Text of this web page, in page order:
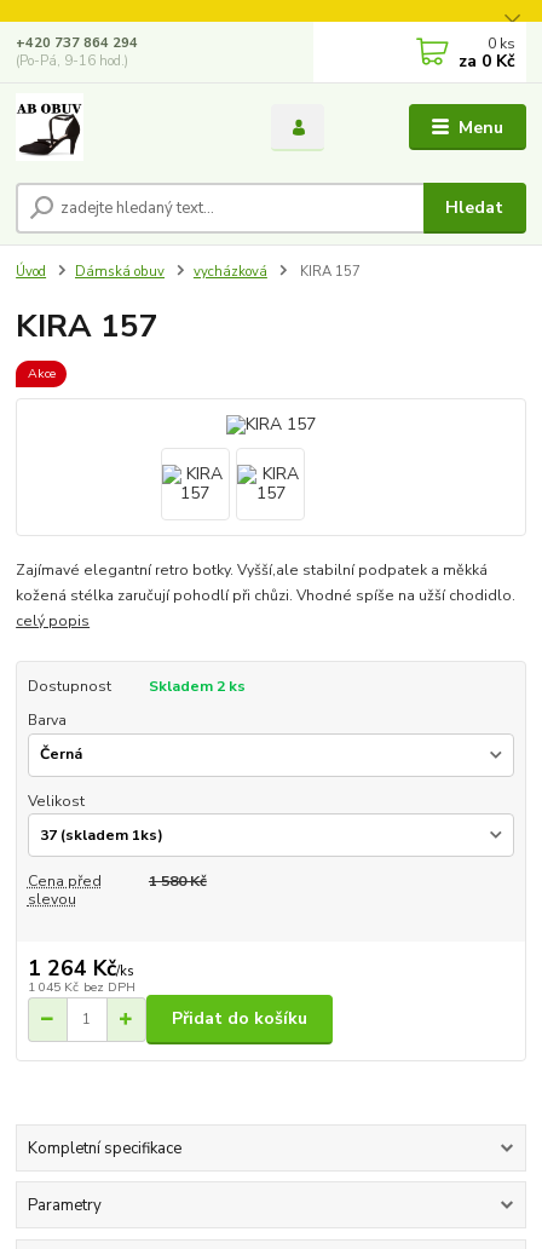
Menu
Hledat
+420 737 864 294
(Po-Pá, 9-16 hod.)
0 ks
za 0 Kč
Úvod Dámská obuv vycházková KIRA 157
KIRA 157
Akce
Zajímavé elegantní retro botky. Vyšší,ale stabilní podpatek a měkká
kožená stélka zaručují pohodlí při chůzi. Vhodné spíše na užší chodidlo.
celý popis
Dostupnost
Skladem 2 ks
Barva
Velikost
Cena před
slevou
1 580 Kč
1 264 Kč/ks
1 045 Kč bez DPH
Přidat do košíku
Kompletní specifikace
Parametry